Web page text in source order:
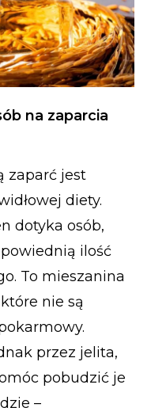
na zaparcia
zaparć jest
diety.
dotyka osób,
ilość
To mieszanina
nie są
przez jelita,
pobudzić je
–